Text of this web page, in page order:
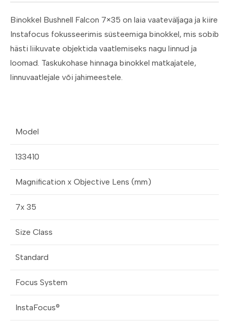
Binokkel Bushnell Falcon 7×35 on laia vaateväljaga ja kiire
Instafocus fokusseerimis süsteemiga binokkel, mis sobib
hästi liikuvate objektida vaatlemiseks nagu linnud ja
loomad. Taskukohase hinnaga binokkel matkajatele,
linnuvaatlejale või jahimeestele.
Model
133410
Magnification x Objective Lens (mm)
7x 35
Size Class
Standard
Focus System
InstaFocus®